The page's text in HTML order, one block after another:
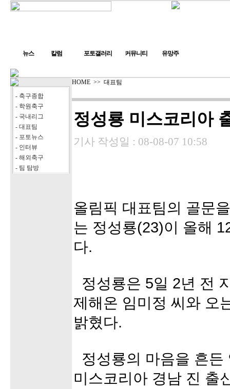
뉴스 칼럼 포토갤러리 커뮤니티 유망주
- 축구종합
- 학원축구
- 국내리그
- 대표팀
- 포토뉴스
- 인터뷰
- 해외축구
- 팀 탐방
HOME >> 대표팀
정성룡 미스코리아
기사 작성일 : 08-08-07 10:58
올림픽 대표팀의 골문
는 정성룡(23)이 올해
다.
정성룡은 5일 2년 전
제해온 임미정 씨와 오
밝혔다.
정성룡의 마음을 흔든
미스코리아 경남 진 출